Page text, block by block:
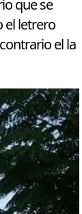
que se
el letrero
el la